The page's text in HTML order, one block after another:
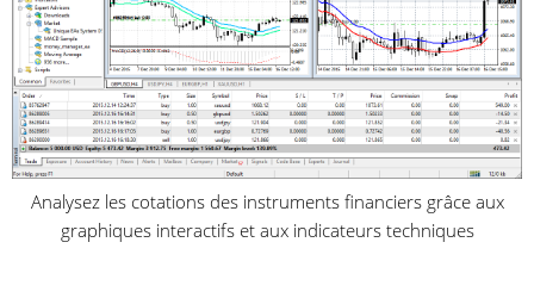
Analysez les cotations des instruments financiers grâce aux
graphiques interactifs et aux indicateurs techniques